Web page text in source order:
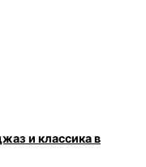
и классика в